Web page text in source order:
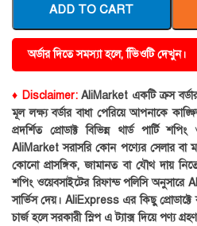
ADD TO CART
অর্ডার দিতে সমস্যা হলে, ভিিওটি দেখুন।
♦ Disclaimer:AliMarket একটি ক্রস
মূল লক্ষ্য বর্ডার বাধা পেরিয়ে আপনাকে
প্রদর্শিত প্রোডাক্ট বিভিন্ন থার্ড পার্টি
AliMarket সরাসরি কোন পণ্যের সেলার বা
কোনো প্রাসঙ্গিক, জামানত বা যৌথ দায় নিতে
শপিং ওয়েবসাইটের রিফান্ড পলিসি
সার্ভিস দেয়। AliExpress এর কিছু
চার্জ হলে সরকারী স্লিপ এ ট্যাক্স দিয়ে পণ্য